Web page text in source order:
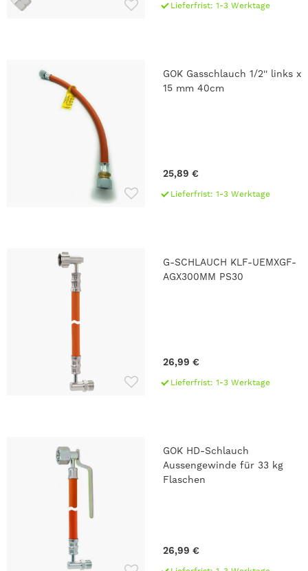
Lieferfrist: 1-3 Werktage
GOK Gasschlauch 1/2'' links x
15 mm 40cm
25,89 €
Lieferfrist: 1-3 Werktage
G-SCHLAUCH KLF-UEMXGF-
AGX300MM PS30
26,99 €
Lieferfrist: 1-3 Werktage
GOK HD-Schlauch
Aussengewinde für 33 kg
Flaschen
26,99 €